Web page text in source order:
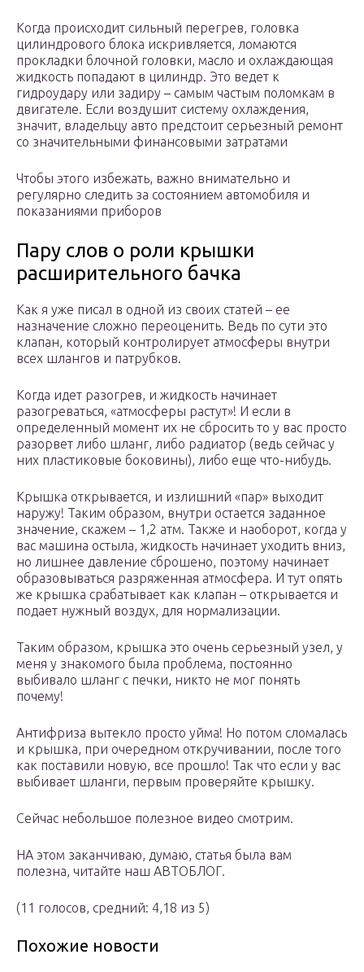
Когда происходит сильный перегрев, головка
цилиндрового блока искривляется, ломаются
прокладки блочной головки, масло и охлаждающая
жидкость попадают в цилиндр. Это ведет к
гидроудару или задиру – самым частым поломкам в
двигателе. Если воздушит систему охлаждения,
значит, владельцу авто предстоит серьезный ремонт
со значительными финансовыми затратами
Чтобы этого избежать, важно внимательно и
регулярно следить за состоянием автомобиля и
показаниями приборов
Пару слов о роли крышки
расширительного бачка
Как я уже писал в одной из своих статей – ее
назначение сложно переоценить. Ведь по сути это
клапан, который контролирует атмосферы внутри
всех шлангов и патрубков.
Когда идет разогрев, и жидкость начинает
разогреваться, «атмосферы растут»! И если в
определенный момент их не сбросить то у вас просто
разорвет либо шланг, либо радиатор (ведь сейчас у
них пластиковые боковины), либо еще что-нибудь.
Крышка открывается, и излишний «пар» выходит
наружу! Таким образом, внутри остается заданное
значение, скажем – 1,2 атм. Также и наоборот, когда у
вас машина остыла, жидкость начинает уходить вниз,
но лишнее давление сброшено, поэтому начинает
образовываться разряженная атмосфера. И тут опять
же крышка срабатывает как клапан – открывается и
подает нужный воздух, для нормализации.
Таким образом, крышка это очень серьезный узел, у
меня у знакомого была проблема, постоянно
выбивало шланг с печки, никто не мог понять
почему!
Антифриза вытекло просто уйма! Но потом сломалась
и крышка, при очередном откручивании, после того
как поставили новую, все прошло! Так что если у вас
выбивает шланги, первым проверяйте крышку.
Сейчас небольшое полезное видео смотрим.
НА этом заканчиваю, думаю, статья была вам
полезна, читайте наш АВТОБЛОГ.
(11 голосов, средний: 4,18 из 5)
Похожие новости